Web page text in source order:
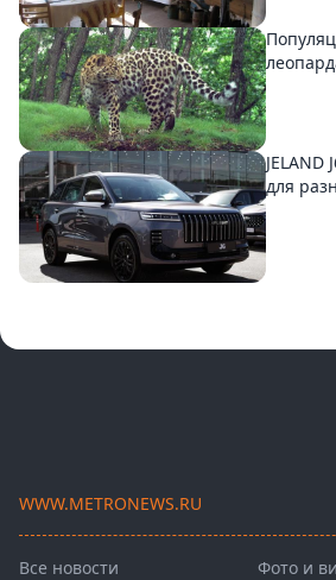
JELAND
для
WWW.METRONEWS.RU
Все новости
Фото и